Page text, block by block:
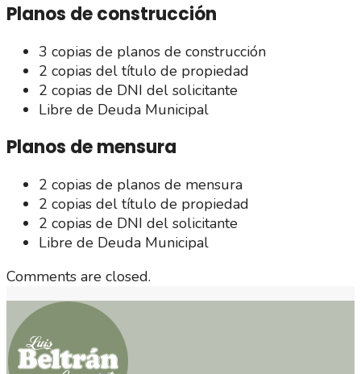
Planos de construcción
3 copias de planos de construcción
2 copias del título de propiedad
2 copias de DNI del solicitante
Libre de Deuda Municipal
Planos de mensura
2 copias de planos de mensura
2 copias del título de propiedad
2 copias de DNI del solicitante
Libre de Deuda Municipal
Comments are closed.